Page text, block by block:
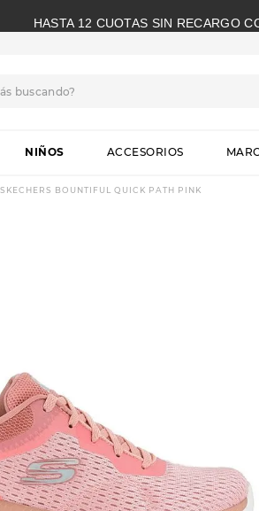
HASTA 12 CUOTAS SIN RECARGO
NIÑOS ACCESORIOS
BOUNTIFUL QUICK PATH PINK